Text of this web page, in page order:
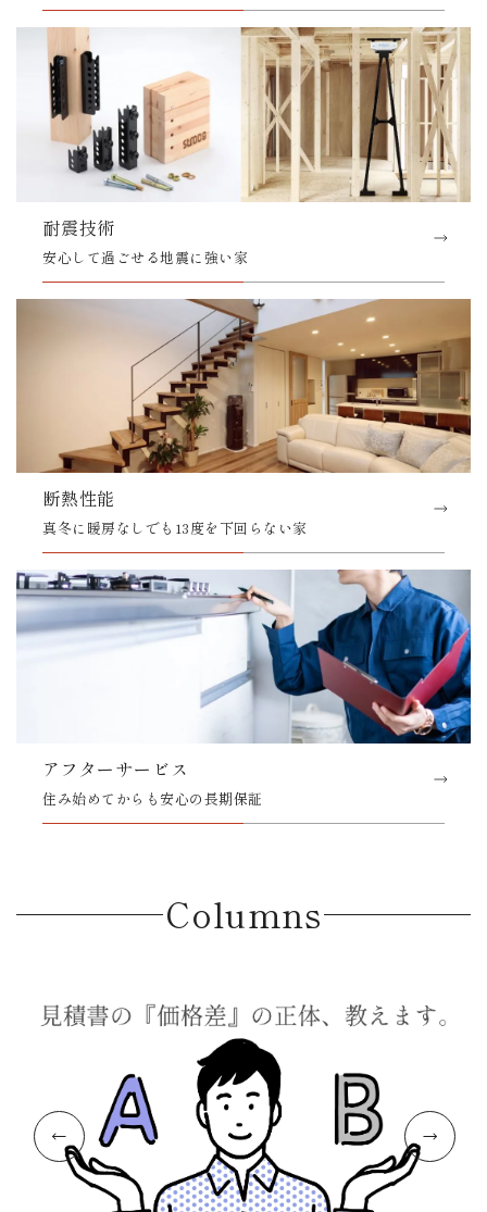
耐震技術
安心して過ごせる地震に強い家
断熱性能
真冬に暖房なしでも13度を下回らない家
アフターサービス
住み始めてからも安心の長期保証
Columns